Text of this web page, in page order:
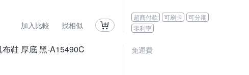
加入比較 找相似
超商付款 可刷卡
可分期
零利率
鞋 厚底 黑-A15490C 免運費